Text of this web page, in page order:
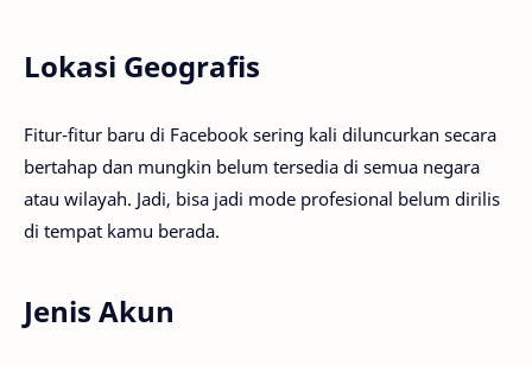
Lokasi Geografis
Fitur-fitur baru di Facebook sering kali diluncurkan secara
bertahap dan mungkin belum tersedia di semua negara
atau wilayah. Jadi, bisa jadi mode profesional belum dirilis
di tempat kamu berada.
Jenis Akun